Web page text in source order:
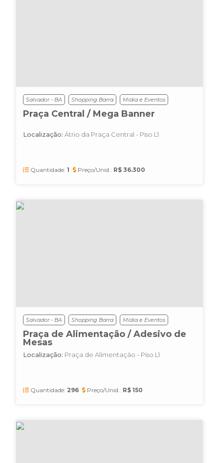
Salvador - BA Shopping Barra Mídia e Eventos
Praça Central / Mega Banner
Localização: Átrio da Praça Central - Piso L1
Quantidade: 1 Preço/Unid.: R$ 36.300
Salvador - BA Shopping Barra Mídia e Eventos
Praça de Alimentação / Adesivo de
Mesas
Localização: Praça de Alimentação - Piso L1
Quantidade: 296 Preço/Unid.: R$ 150